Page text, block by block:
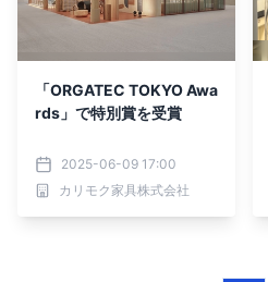
「ORGATEC TOKYO Awa
rds」で特別賞を受賞
2025-06-09 17:00
カリモク家具株式会社